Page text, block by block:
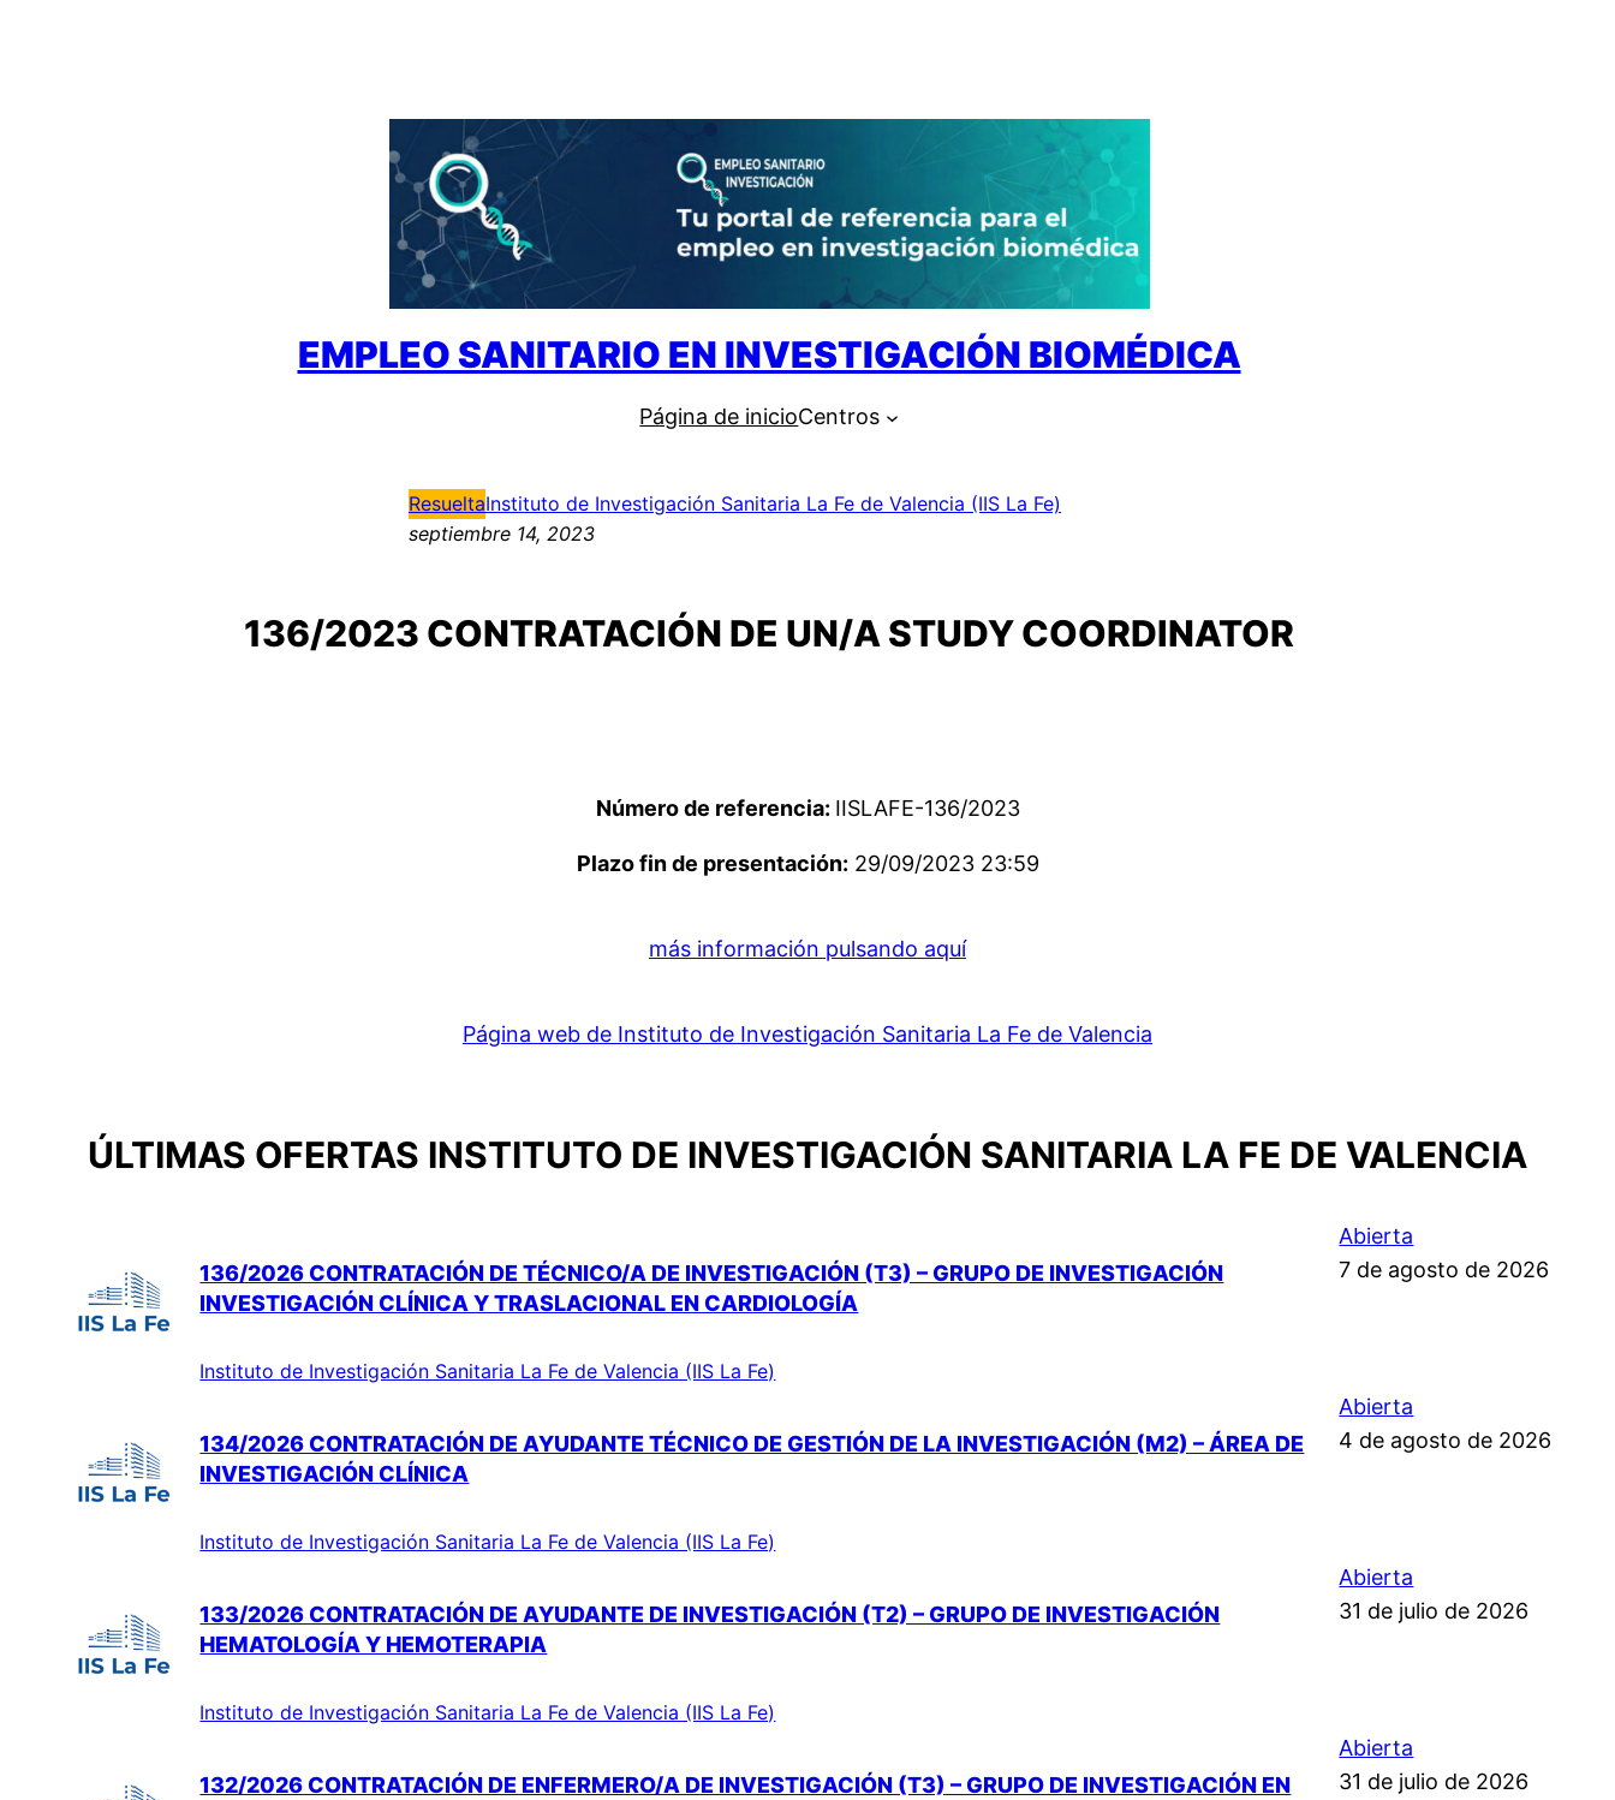
EMPLEO SANITARIO EN INVESTIGACIÓN BIOMÉDICA
Página de inicioCentros
ResueltaInstituto de Investigación Sanitaria La Fe de Valencia (IIS La Fe)
septiembre 14, 2023
136/2023 CONTRATACIÓN DE UN/A STUDY COORDINATOR
Número de referencia: IISLAFE-136/2023
Plazo fin de presentación: 29/09/2023 23:59
más información pulsando aquí
Página web de Instituto de Investigación Sanitaria La Fe de Valencia
ÚLTIMAS OFERTAS INSTITUTO DE INVESTIGACIÓN SANITARIA LA FE DE VALENCIA
136/2026 CONTRATACIÓN DE TÉCNICO/A DE INVESTIGACIÓN (T3) – GRUPO DE INVESTIGACIÓN
INVESTIGACIÓN CLÍNICA Y TRASLACIONAL EN CARDIOLOGÍA
Instituto de Investigación Sanitaria La Fe de Valencia (IIS La Fe)
Abierta
7 de agosto de 2026
134/2026 CONTRATACIÓN DE AYUDANTE TÉCNICO DE GESTIÓN DE LA INVESTIGACIÓN (M2) – ÁREA DE
INVESTIGACIÓN CLÍNICA
Instituto de Investigación Sanitaria La Fe de Valencia (IIS La Fe)
Abierta
4 de agosto de 2026
133/2026 CONTRATACIÓN DE AYUDANTE DE INVESTIGACIÓN (T2) – GRUPO DE INVESTIGACIÓN
HEMATOLOGÍA Y HEMOTERAPIA
Instituto de Investigación Sanitaria La Fe de Valencia (IIS La Fe)
Abierta
31 de julio de 2026
132/2026 CONTRATACIÓN DE ENFERMERO/A DE INVESTIGACIÓN (T3) – GRUPO DE INVESTIGACIÓN EN
Abierta
31 de julio de 2026